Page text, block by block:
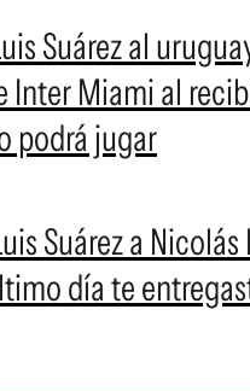
Suárez al
Miami al
podrá jugar
Suárez a
día te